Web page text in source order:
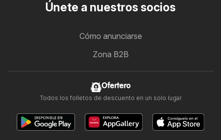
Únete a nuestros socios
Cómo anunciarse
Zona B2B
Ofertero
Todos los folletos de descuento en un solo lugar